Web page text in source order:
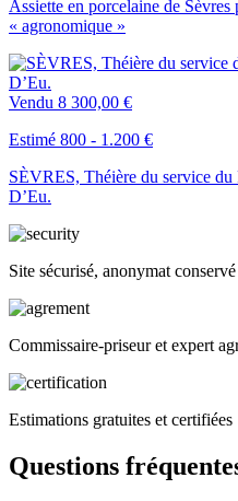
Assiette en porcelaine de
« agronomique »
Vendu 8 300,00 €
Estimé 800 - 1.200 €
SÈVRES, Théière du service
D’Eu.
Site sécurisé, anonymat conservé
Commissaire-priseur et expert
Estimations gratuites et certifiées
Questions